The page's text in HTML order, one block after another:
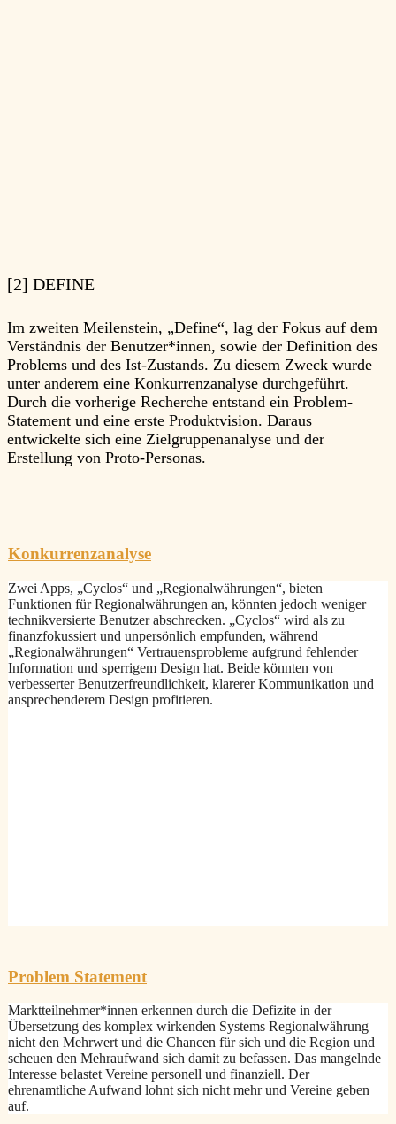
[2] DEFINE
Im zweiten Meilenstein, „Define“, lag der Fokus auf dem
Verständnis der Benutzer*innen, sowie der Definition des
Problems und des Ist-Zustands. Zu diesem Zweck wurde
unter anderem eine Konkurrenzanalyse durchgeführt.
Durch die vorherige Recherche entstand ein Problem-
Statement und eine erste Produktvision. Daraus
entwickelte sich eine Zielgruppenanalyse und der
Erstellung von Proto-Personas.
Konkurrenzanalyse
Zwei Apps, „Cyclos“ und „Regionalwährungen“, bieten
Funktionen für Regionalwährungen an, könnten jedoch weniger
technikversierte Benutzer abschrecken. „Cyclos“ wird als zu
finanzfokussiert und unpersönlich empfunden, während
„Regionalwährungen“ Vertrauensprobleme aufgrund fehlender
Information und sperrigem Design hat. Beide könnten von
verbesserter Benutzerfreundlichkeit, klarerer Kommunikation und
ansprechenderem Design profitieren.
Problem Statement
Marktteilnehmer*innen erkennen durch die Defizite in der
Übersetzung des komplex wirkenden Systems Regionalwährung
nicht den Mehrwert und die Chancen für sich und die Region und
scheuen den Mehraufwand sich damit zu befassen. Das mangelnde
Interesse belastet Vereine personell und finanziell. Der
ehrenamtliche Aufwand lohnt sich nicht mehr und Vereine geben
auf.